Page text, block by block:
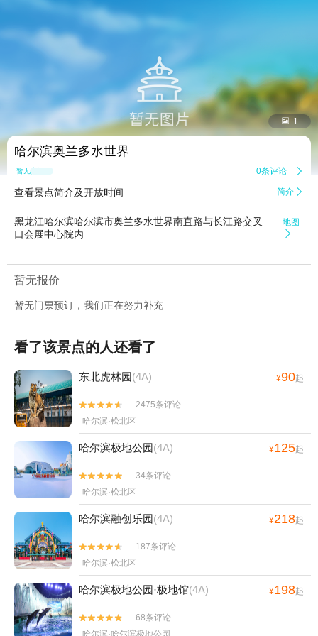
 1
哈尔滨奥兰多水世界
暂无点评 0条评论 
查看景点简介及开放时间 简介 
黑龙江哈尔滨哈尔滨市奥兰多水世界南直路与长江路交叉
口会展中心院内
地图

暂无报价
暂无门票预订，我们正在努力补充
看了该景点的人还看了
东北虎林园(4A) ¥90起


2475条评论
哈尔滨·松北区
哈尔滨极地公园(4A) ¥125起


34条评论
哈尔滨·松北区
哈尔滨融创乐园(4A) ¥218起


187条评论
哈尔滨·松北区
哈尔滨极地公园·极地馆(4A) ¥198起


68条评论